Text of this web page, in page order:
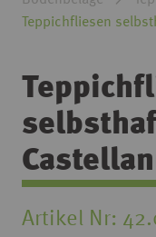
Teppichfliesen
Artikel Nr